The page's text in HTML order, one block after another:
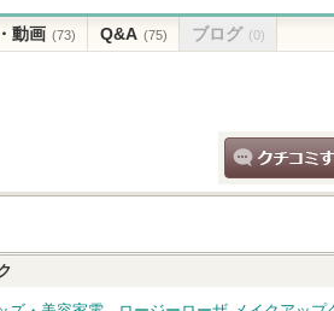
動画 (73) Q&A (75) ブログ (0)
クチコ